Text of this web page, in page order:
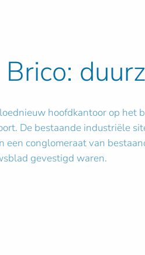
hoofdkantoor op
De bestaande industriële
conglomeraat van
gevestigd waren.